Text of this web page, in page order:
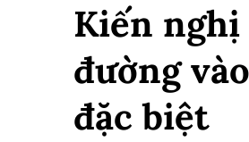
Kiến
đường
đặc biệt